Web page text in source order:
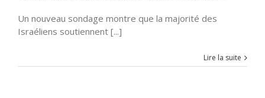
Un nouveau sondage montre que la majorité des
Israéliens soutiennent [...]
Lire la suite
Qəsəbə : Une